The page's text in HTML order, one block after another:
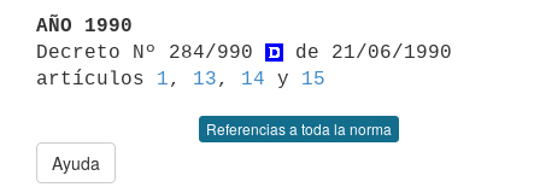
AÑO 1990
Decreto Nº 284/990
de 21/06/1990
artículos 1, 13, 14 y 15
Referencias a toda la norma
Ayuda